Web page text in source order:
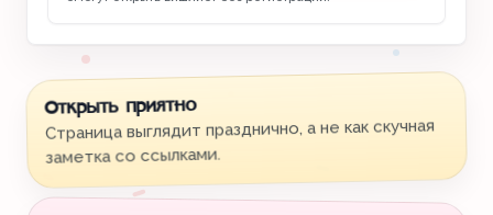
Открыть приятно
Страница выглядит празднично, а не как скучная
заметка со ссылками.